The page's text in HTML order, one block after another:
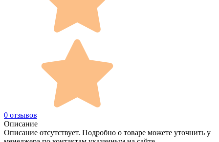
0 отзывов
Описание
Описание отсутствует. Подробно о товаре можете уточнить у